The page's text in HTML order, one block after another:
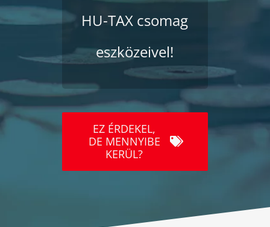
HU-TAX csomag
eszközeivel!
EZ ÉRDEKEL,
DE MENNYIBE
KERÜL?